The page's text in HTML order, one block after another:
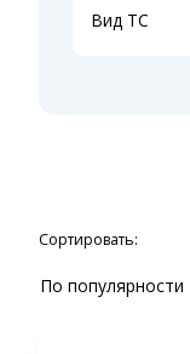
Вид ТС
Сортировать:
По популярности